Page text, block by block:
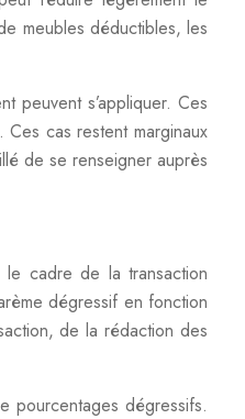
meubles déductibles, les
peuvent s’appliquer. Ces
cas restent marginaux
de se renseigner auprès
le cadre de la transaction
dégressif en fonction
de la rédaction des
pourcentages dégressifs.